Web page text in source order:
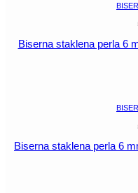
Biserna staklena perla 6
Biserna staklena perla 6